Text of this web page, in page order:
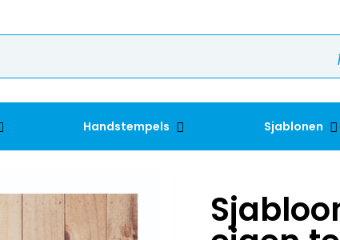
Handstempels Sjablonen
eigen